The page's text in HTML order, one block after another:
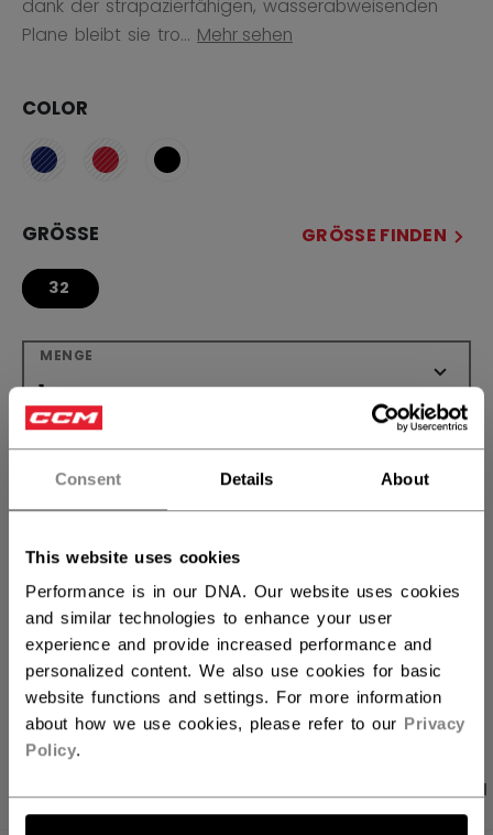
Consent Details About
This website uses cookies
Performance is in our DNA. Our website uses cookies
and similar technologies to enhance your user
experience and provide increased performance and
personalized content. We also use cookies for basic
website functions and settings. For more information
about how we use cookies, please refer to our Privacy
Policy.
dank der strapazierfähigen, wasserabweisenden
Plane bleibt sie tro... Mehr sehen
COLOR
GRÖSSE GRÖSSE FINDEN
32
MENGE
IN DEN WARENKORB
Versandbestimmungen
Kostenfreie Rücksendungen
LINKS ZUM
BEWERTUNGEN